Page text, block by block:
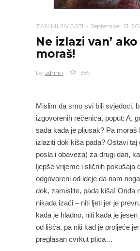
ZANIMLJIVOSTI September 21,
Ne izlazi van’
moraš!
by admin 369
Mislim da smo svi bili svjedoci,
izgovorenih rečenica, poput: A,
sada kada je pljusak? Pa moraš
izlaziti dok kiša pada? Ostavi taj
posla i obaveza) za drugi dan,
ljepše vrijeme i sličnih pokušaja
odgovoreni od ideje da nam
dok, zamislite, pada kiša! Onda
nikada izaći – niti ljeti jer je
kada je hladno, niti kada je
od lišća, pa niti kad je proljeće
preglasan cvrkut ptica…